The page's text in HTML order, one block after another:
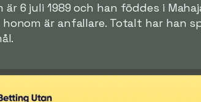
6 juli 1989 och han föddes i
är anfallare. Totalt har han